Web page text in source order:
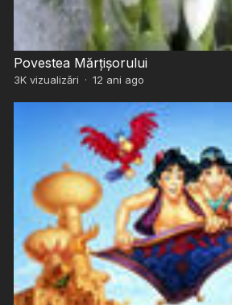
Povestea Mărțișorului
3Kvizualizări · 12 ani ago